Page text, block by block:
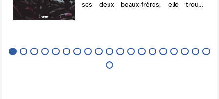
ses deux beaux-frères, elle trouve